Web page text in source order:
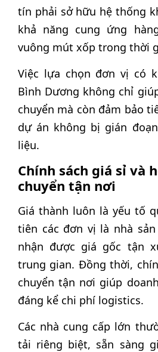
tín phải sở hữu hệ thống
khả năng cung ứng
vuông mút xốp trong thời
Việc lựa chọn đơn vị có
Bình Dương không chỉ
chuyển mà còn đảm bảo
dự án không bị gián
liệu.
Chính sách giá sỉ và
chuyển tận nơi
Giá thành luôn là yếu tố
tiên các đơn vị là nhà
nhận được giá gốc tận
trung gian. Đồng thời,
chuyển tận nơi giúp
đáng kể chi phí logistics.
Các nhà cung cấp lớn
tải riêng biệt, sẵn sàng